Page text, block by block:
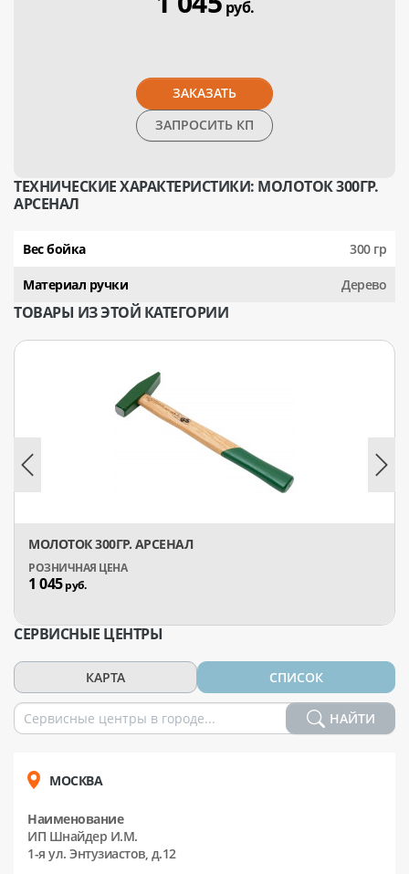
руб.
ЗАКАЗАТЬ
ЗАПРОСИТЬ КП
ТЕХНИЧЕСКИЕ ХАРАКТЕРИСТИКИ: МОЛОТОК 300ГР.
АРСЕНАЛ
Вес бойка 300 гр
Материал ручки Дерево
ТОВАРЫ ИЗ ЭТОЙ КАТЕГОРИИ
МОЛОТОК 300ГР. АРСЕНАЛ
1 045руб.
СЕРВИСНЫЕ ЦЕНТРЫ
КАРТА СПИСОК
НАЙТИ
МОСКВА
Наименование
ИП Шнайдер И.М.
1-я ул. Энтузиастов, д.12